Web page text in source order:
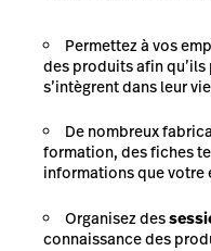
Permettez à vos
des produits afin
s’intègrent dans leur
De nombreux
formation, des fiches
informations que votre
Organisez des
connaissance des